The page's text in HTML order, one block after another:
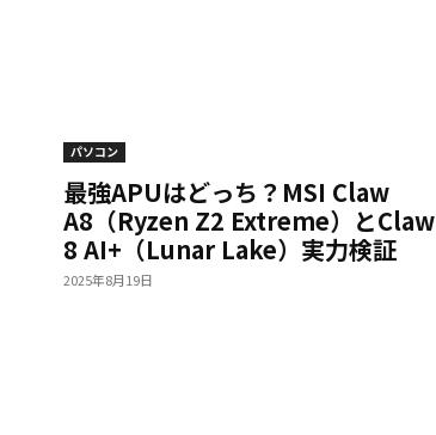
パソコン
最強APUはどっち？MSI Claw
A8（Ryzen Z2 Extreme）とClaw
8 AI+（Lunar Lake）実力検証
2025年8月19日